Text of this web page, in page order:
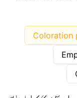
Coloration